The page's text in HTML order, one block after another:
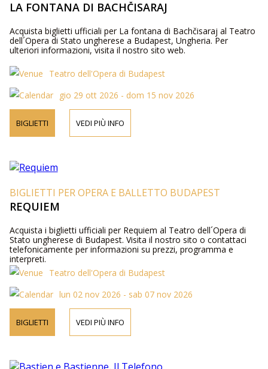
LA FONTANA DI BACHČISARAJ
Acquista biglietti ufficiali per La fontana di Bachčisaraj al Teatro
dell´Opera di Stato ungherese a Budapest, Ungheria. Per
ulteriori informazioni, visita il nostro sito web.
Teatro dell'Opera di Budapest
gio 29 ott 2026 - dom 15 nov 2026
BIGLIETTI VEDI PIÙ INFO
BIGLIETTI PER OPERA E BALLETTO BUDAPEST
REQUIEM
Acquista i biglietti ufficiali per Requiem al Teatro dell´Opera di
Stato ungherese di Budapest. Visita il nostro sito o contattaci
telefonicamente per informazioni su prezzi, programma e
interpreti.
Teatro dell'Opera di Budapest
lun 02 nov 2026 - sab 07 nov 2026
BIGLIETTI VEDI PIÙ INFO